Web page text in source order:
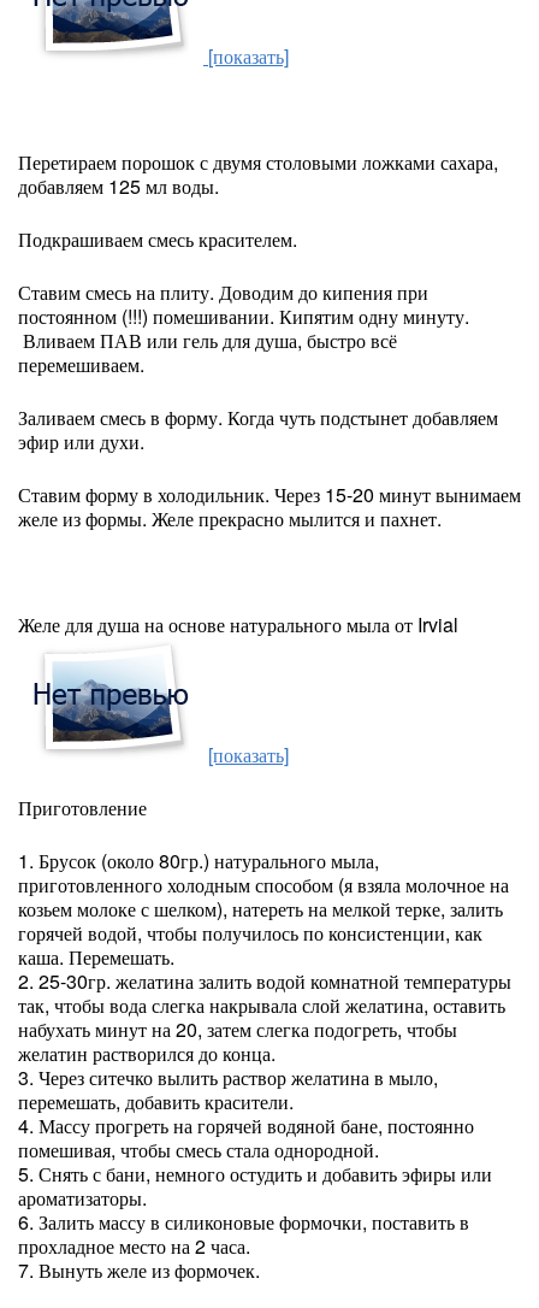
[показать]
Перетираем порошок с двумя столовыми ложками сахара,
добавляем 125 мл воды.
Подкрашиваем смесь красителем.
Ставим смесь на плиту. Доводим до кипения при
постоянном (!!!) помешивании. Кипятим одну минуту.
Вливаем ПАВ или гель для душа, быстро всё
перемешиваем.
Заливаем смесь в форму. Когда чуть подстынет добавляем
эфир или духи.
Ставим форму в холодильник. Через 15-20 минут вынимаем
желе из формы. Желе прекрасно мылится и пахнет.
Желе для душа на основе натурального мыла от Irvial
[показать]
Приготовление
1. Брусок (около 80гр.) натурального мыла,
приготовленного холодным способом (я взяла молочное на
козьем молоке с шелком), натереть на мелкой терке, залить
горячей водой, чтобы получилось по консистенции, как
каша. Перемешать.
2. 25-30гр. желатина залить водой комнатной температуры
так, чтобы вода слегка накрывала слой желатина, оставить
набухать минут на 20, затем слегка подогреть, чтобы
желатин растворился до конца.
3. Через ситечко вылить раствор желатина в мыло,
перемешать, добавить красители.
4. Массу прогреть на горячей водяной бане, постоянно
помешивая, чтобы смесь стала однородной.
5. Снять с бани, немного остудить и добавить эфиры или
ароматизаторы.
6. Залить массу в силиконовые формочки, поставить в
прохладное место на 2 часа.
7. Вынуть желе из формочек.